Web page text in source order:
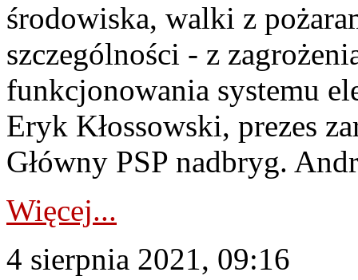
środowiska, walki z
szczególności - z
funkcjonowania systemu
Eryk Kłossowski, prezes
Główny PSP nadbryg.
Więcej...
4 sierpnia 2021, 09:16